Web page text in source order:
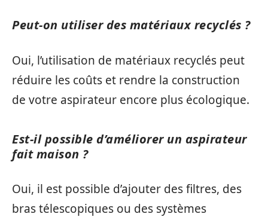
Peut-on utiliser des matériaux recyclés ?
Oui, l’utilisation de matériaux recyclés peut
réduire les coûts et rendre la construction
de votre aspirateur encore plus écologique.
Est-il possible d’améliorer un aspirateur
fait maison ?
Oui, il est possible d’ajouter des filtres, des
bras télescopiques ou des systèmes